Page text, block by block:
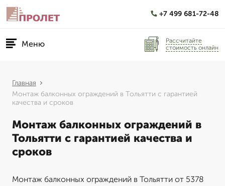
+7 499 681-72-48
Меню
Рассчитайте
стоимость онлайн
Главная
Монтаж балконных ограждений в Тольятти с гарантией
качества и сроков
Монтаж балконных ограждений в
Тольятти с гарантией качества и
сроков
Монтаж балконных ограждений в Тольятти от 5378